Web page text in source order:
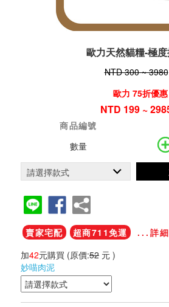
歐力天然貓糧-極
NTD 300 ~ 3980
歐力 75折優惠
NTD 199 ~
商品編號
數量
賣家宅配 超商711免運
...詳
加42元購買 (原價:52 元 )
妙喵肉泥